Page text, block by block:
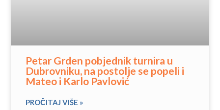
Petar Grden pobjednik turnira u
Dubrovniku, na postolje se popeli i
Mateo i Karlo Pavlović
PROČITAJ VIŠE »